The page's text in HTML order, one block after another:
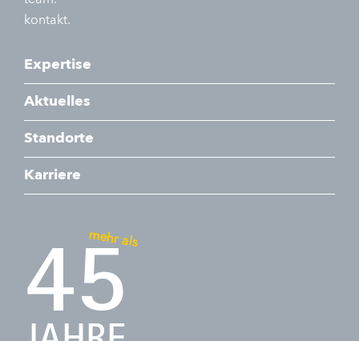
kontakt.
Expertise
Aktuelles
Standorte
Karriere
mehr als
45